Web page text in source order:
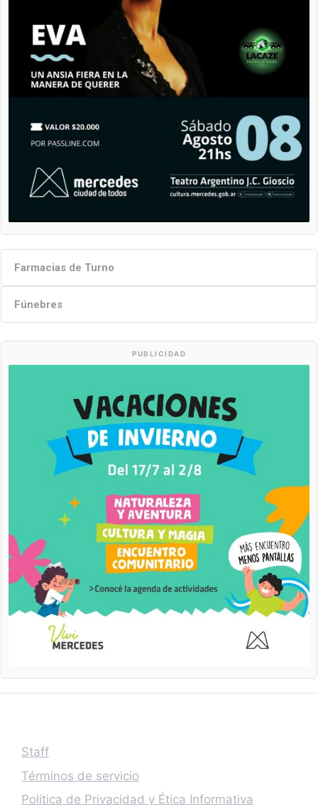
Farmacias de Turno
Fúnebres
PUBLICIDAD
Staff
Términos de servicio
Política de Privacidad y Ética Informativa